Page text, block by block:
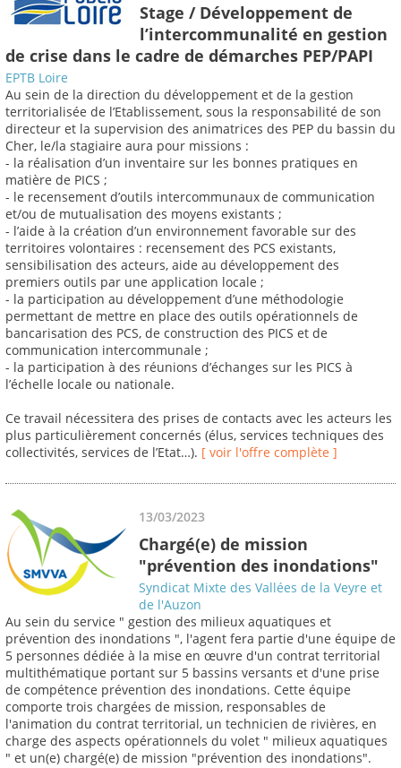
Stage / Développement de
l’intercommunalité en gestion
de crise dans le cadre de démarches PEP/PAPI
EPTB Loire
Au sein de la direction du développement et de la gestion
territorialisée de l’Etablissement, sous la responsabilité de son
directeur et la supervision des animatrices des PEP du bassin du
Cher, le/la stagiaire aura pour missions :
- la réalisation d’un inventaire sur les bonnes pratiques en
matière de PICS ;
- le recensement d’outils intercommunaux de communication
et/ou de mutualisation des moyens existants ;
- l’aide à la création d’un environnement favorable sur des
territoires volontaires : recensement des PCS existants,
sensibilisation des acteurs, aide au développement des
premiers outils par une application locale ;
- la participation au développement d’une méthodologie
permettant de mettre en place des outils opérationnels de
bancarisation des PCS, de construction des PICS et de
communication intercommunale ;
- la participation à des réunions d’échanges sur les PICS à
l’échelle locale ou nationale.
Ce travail nécessitera des prises de contacts avec les acteurs les
plus particulièrement concernés (élus, services techniques des
collectivités, services de l’Etat…). [ voir l'offre complète ]
13/03/2023
Chargé(e) de mission
"prévention des inondations"
Syndicat Mixte des Vallées de la Veyre et
de l'Auzon
Au sein du service " gestion des milieux aquatiques et
prévention des inondations ", l'agent fera partie d'une équipe de
5 personnes dédiée à la mise en œuvre d'un contrat territorial
multithématique portant sur 5 bassins versants et d'une prise
de compétence prévention des inondations. Cette équipe
comporte trois chargées de mission, responsables de
l'animation du contrat territorial, un technicien de rivières, en
charge des aspects opérationnels du volet " milieux aquatiques
" et un(e) chargé(e) de mission "prévention des inondations".